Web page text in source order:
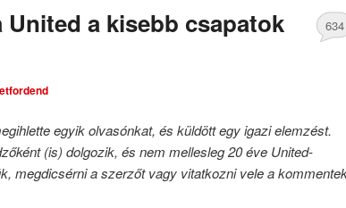
United a kisebb csapatok
634
egyik olvasónkat, és küldött egy igazi elemzést.
(is) dolgozik, és nem mellesleg 20 éve United-
megdicsérni a szerzőt vagy vitatkozni vele a